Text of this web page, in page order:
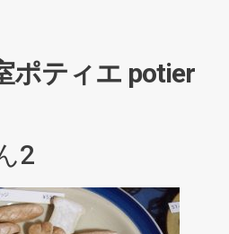
ポティエ potier
2